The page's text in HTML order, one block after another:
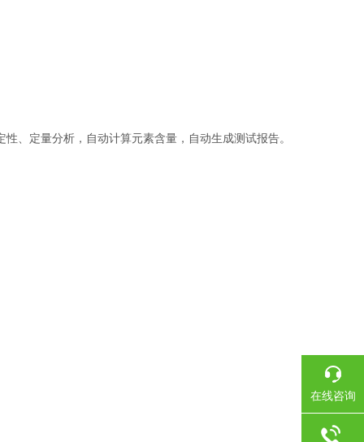
、定量分析，自动计算元素含量，自动生成测试报告。
在线咨询